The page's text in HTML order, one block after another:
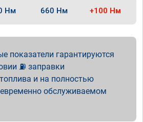
Нм 660 Нм +100 Нм
показатели гарантируются
⛽ заправки
и на полностью
обслуживаемом